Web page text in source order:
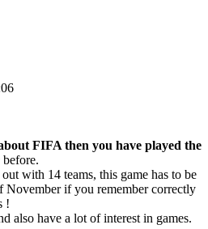
FIFA then you have played the
before.
with 14 teams, this game has to be
November if you remember correctly
!
also have a lot of interest in games.